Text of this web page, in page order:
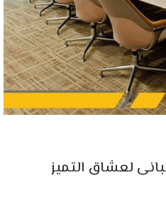
لعشاق التميز